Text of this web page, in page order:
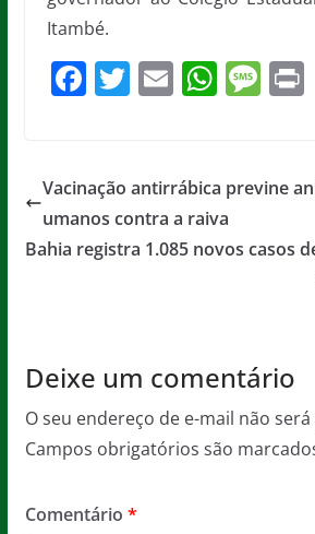
Itambé.
F
e
b
o
T
er
E
l
W
s
A
p
M
a
e
Pr
Vacinação antirrábica previne
umanos contra a raiva
Bahia registra 1.085 novos casos
Deixe um comentário
O seu endereço de e-mail não
Campos obrigatórios são
Comentário *